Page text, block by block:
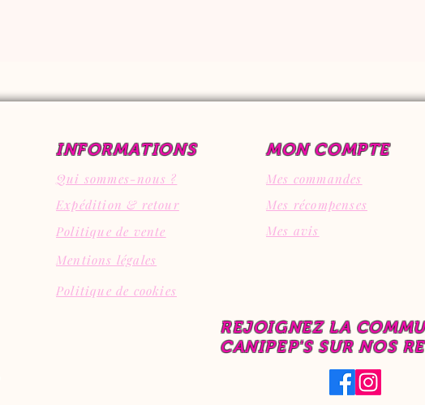
INFORMATIONS MON COMPTE
Qui sommes-nous ?
Mes commandes
Expédition & retour
Politique de vente
Mes récompenses
Mes avis
Mentions légales
Politique de cookies
REJOIGNEZ LA
CANIPEP'S SUR NOS